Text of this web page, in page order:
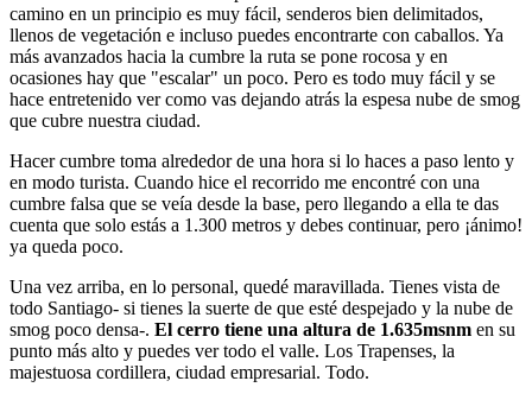
camino en un principio es muy fácil, senderos bien delimitados,
llenos de vegetación e incluso puedes encontrarte con caballos. Ya
más avanzados hacia la cumbre la ruta se pone rocosa y en
ocasiones hay que "escalar" un poco. Pero es todo muy fácil y se
hace entretenido ver como vas dejando atrás la espesa nube de smog
que cubre nuestra ciudad.
Hacer cumbre toma alrededor de una hora si lo haces a paso lento y
en modo turista. Cuando hice el recorrido me encontré con una
cumbre falsa que se veía desde la base, pero llegando a ella te das
cuenta que solo estás a 1.300 metros y debes continuar, pero ¡ánimo!
ya queda poco.
Una vez arriba, en lo personal, quedé maravillada. Tienes vista de
todo Santiago- si tienes la suerte de que esté despejado y la nube de
smog poco densa-. El cerro tiene una altura de 1.635msnm en su
punto más alto y puedes ver todo el valle. Los Trapenses, la
majestuosa cordillera, ciudad empresarial. Todo.